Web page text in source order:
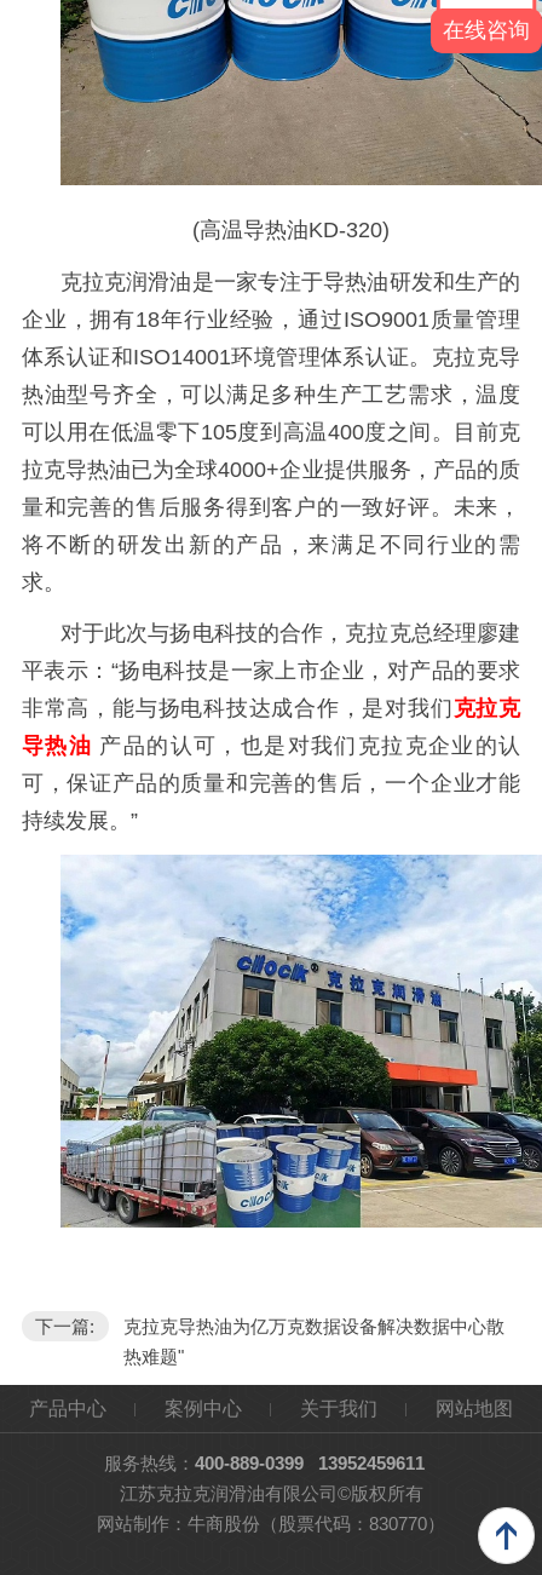
(高温导热油KD-320)
克拉克润滑油是一家专注于导热油研发和生产的
企业，拥有18年行业经验，通过ISO9001质量管理
体系认证和ISO14001环境管理体系认证。克拉克导
热油型号齐全，可以满足多种生产工艺需求，温度
可以用在低温零下105度到高温400度之间。目前克
拉克导热油已为全球4000+企业提供服务，产品的质
量和完善的售后服务得到客户的一致好评。未来，
将不断的研发出新的产品，来满足不同行业的需
求。
对于此次与扬电科技的合作，克拉克总经理廖建
平表示： “扬电科技是一家上市企业，对产品的要求
非常高，能与扬电科技达成合作，是对我们 克拉克
导热油 产品的认可，也是对我们克拉克企业的认
可，保证产品的质量和完善的售后，一个企业才能
持续发展。 ”
下一篇:
克拉克导热油为亿万克数据设备解决数据中心散
热难题"
产品中心 案例中心 关于我们 网站地图
服务热线： 400-889-0399
13952459611
江苏克拉克润滑油有限公司©版权所有
网站制作： 牛商股份 （股票代码：830770）
在线咨询